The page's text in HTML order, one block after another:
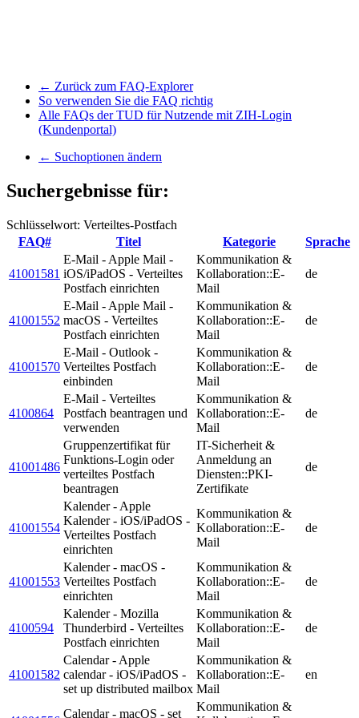
← Zurück zum FAQ-Explorer
So verwenden Sie die FAQ richtig
Alle FAQs der TUD für Nutzende mit ZIH-Login
(Kundenportal)
← Suchoptionen ändern
Suchergebnisse für:
Schlüsselwort: Verteiltes-Postfach
FAQ#
Titel Kategorie Sprache
41001581
E-Mail - Apple Mail -
iOS/iPadOS - Verteiltes
Postfach einrichten
Kommunikation &
Kollaboration::E-
Mail
de
41001552
E-Mail - Apple Mail -
macOS - Verteiltes
Postfach einrichten
Kommunikation &
Kollaboration::E-
Mail
de
41001570
E-Mail - Outlook -
Verteiltes Postfach
einbinden
Kommunikation &
Kollaboration::E-
Mail
de
4100864
E-Mail - Verteiltes
Postfach beantragen und
verwenden
Kommunikation &
Kollaboration::E-
Mail
de
41001486
Gruppenzertifikat für
Funktions-Login oder
verteiltes Postfach
beantragen
IT-Sicherheit &
Anmeldung an
Diensten::PKI-
Zertifikate
de
41001554
Kalender - Apple
Kalender - iOS/iPadOS -
Verteiltes Postfach
einrichten
Kommunikation &
Kollaboration::E-
Mail
de
41001553
Kalender - macOS -
Verteiltes Postfach
einrichten
Kommunikation &
Kollaboration::E-
Mail
de
4100594
Kalender - Mozilla
Thunderbird - Verteiltes
Postfach einrichten
Kommunikation &
Kollaboration::E-
Mail
de
41001582
Calendar - Apple
calendar - iOS/iPadOS -
set up distributed mailbox
Kommunikation &
Kollaboration::E-
Mail
en
Calendar - macOS - set
Kommunikation &